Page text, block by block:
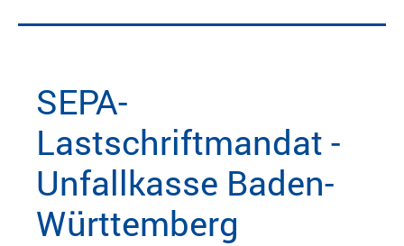
SEPA-
Lastschriftmandat -
Unfallkasse Baden-
Württemberg